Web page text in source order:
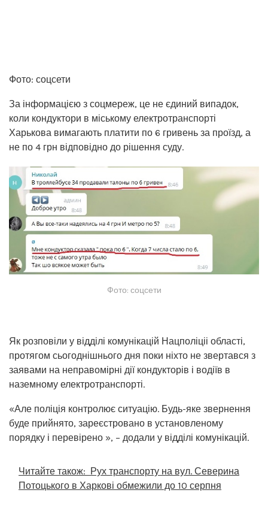
Фото: соцсети
За інформацією з соцмереж, це не єдиний випадок,
коли кондуктори в міському електротранспорті
Харькова вимагають платити по 6 гривень за проїзд, а
не по 4 грн відповідно до рішення суду.
Фото: соцсети
Як розповіли у відділі комунікацій Нацполіціі області,
протягом сьогоднішнього дня поки ніхто не звертався з
заявами на неправомірні дії кондукторів і водіїв в
наземному електротранспорті.
«Але поліція контролює ситуацію. Будь-яке звернення
буде прийнято, зареєстровано в установленому
порядку і перевірено », – додали у відділі комунікацій.
Читайте також: Рух транспорту на вул. Северина
Потоцького в Харкові обмежили до 10 серпня